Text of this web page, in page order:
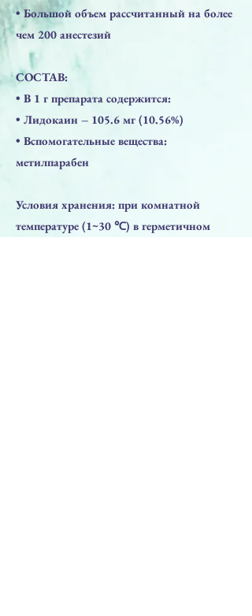
​• Большой объем рассчитанный на более
чем 200 анестезий
СОСТАВ:
​• В 1 г препарата содержится:
​• Лидокаин – 105.6 мг (10.56%)
​• Вспомогательные вещества:
метилпарабен
Условия хранения: при комнатной
температуре (1~30 ℃) в герметичном